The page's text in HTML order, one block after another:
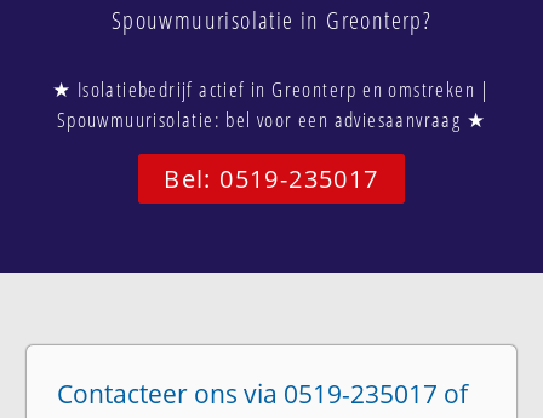
Spouwmuurisolatie in Greonterp?
★ Isolatiebedrijf actief in Greonterp en omstreken |
Spouwmuurisolatie: bel voor een adviesaanvraag ★
Bel: 0519-235017
Contacteer ons via 0519-235017 of